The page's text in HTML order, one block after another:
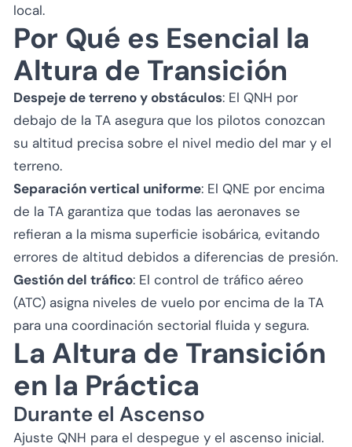
local.
Por Qué es Esencial la
Altura de Transición
Despeje de terreno y obstáculos: El QNH por
debajo de la TA asegura que los pilotos conozcan
su altitud precisa sobre el nivel medio del mar y el
terreno.
Separación vertical uniforme: El QNE por encima
de la TA garantiza que todas las aeronaves se
refieran a la misma superficie isobárica, evitando
errores de altitud debidos a diferencias de presión.
Gestión del tráfico: El control de tráfico aéreo
(ATC) asigna niveles de vuelo por encima de la TA
para una coordinación sectorial fluida y segura.
La Altura de Transición
en la Práctica
Durante el Ascenso
Ajuste QNH para el despegue y el ascenso inicial.